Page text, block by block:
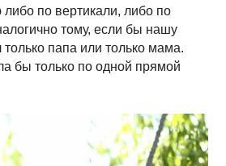
по вертикали, либо по
тому, если бы нашу
только папа или только мама.
бы только по одной прямой